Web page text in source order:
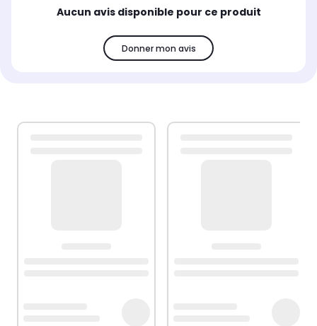
Aucun avis disponible pour ce produit
Donner mon avis